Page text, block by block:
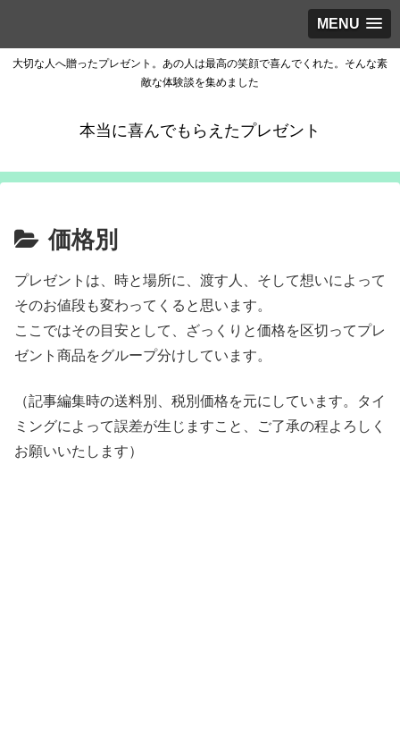
MENU
大切な人へ贈ったプレゼント。あの人は最高の笑顔で喜んでくれた。そんな素
敵な体験談を集めました
本当に喜んでもらえたプレゼント
価格別
プレゼントは、時と場所に、渡す人、そして想いによって
そのお値段も変わってくると思います。
ここではその目安として、ざっくりと価格を区切ってプレ
ゼント商品をグループ分けしています。
（記事編集時の送料別、税別価格を元にしています。タイ
ミングによって誤差が生じますこと、ご了承の程よろしく
お願いいたします）